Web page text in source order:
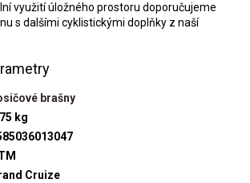
využití úložného prostoru doporučujeme
s dalšími cyklistickými doplňky z naší
brašny
kg
Cruize